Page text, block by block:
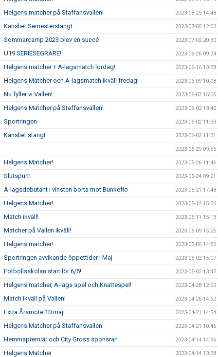
Helgens matcher på Staffansvallen! 2023-08-25 14:48
Kansliet Semesterstängt 2023-07-05 12:03
Sommarcamp 2023 blev en succé 2023-07-02 20:30
U19 SERIESEGRARE! 2023-06-26 09:24
Helgens matcher + A-lagsmatch lördag! 2023-06-16 13:38
Helgens Matcher och A-lagsmatch ikväll fredag! 2023-06-09 10:08
Nu fyller vi Vallen! 2023-06-07 15:05
Helgens Matcher på Staffansvallen! 2023-06-02 13:40
Sportringen 2023-06-02 11:33
Kansliet stängt 2023-06-02 11:31
2023-05-29 09:55
Helgens Matcher! 2023-05-26 11:46
Slutspurt! 2023-05-24 09:21
A-lagsdebutant i vinsten borta mot Bunkeflo 2023-05-21 17:48
Helgens Matcher! 2023-05-12 15:00
Match ikväll! 2023-05-11 15:13
Matcher på Vallen ikväll! 2023-05-09 15:25
Helgens matcher! 2023-05-05 14:50
Sportringen avvikande öppettider i Maj 2023-05-02 15:07
Fotbollsskolan start lör 6/5! 2023-05-02 13:47
Helgens matcher, A-lags spel och Knattespel! 2023-04-28 12:02
Match ikväll på Vallen! 2023-04-26 14:52
Extra Årsmöte 10 maj 2023-04-21 14:54
Helgens Matcher på Staffansvallen 2023-04-21 10:46
Hemmapremiär och City Gross sponsrar! 2023-04-14 14:56
Helgens Matcher 2023-04-14 13:38